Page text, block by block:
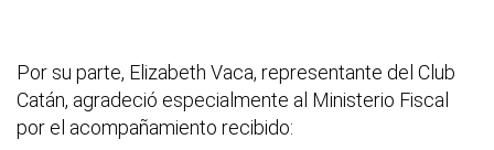
Por su parte, Elizabeth Vaca, representante del Club
Catán, agradeció especialmente al Ministerio Fiscal
por el acompañamiento recibido: